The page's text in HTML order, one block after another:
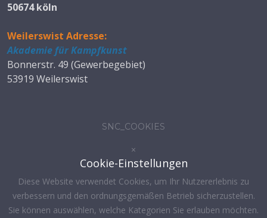
50674 köln
Weilerswist Adresse:
Akademie für Kampfkunst
Bonnerstr. 49 (Gewerbegebiet)
53919 Weilerswist
SNC_COOKIES
×
Cookie-Einstellungen
Diese Website verwendet Cookies, um Ihr Nutzererlebnis zu
verbessern und den ordnungsgemäßen Betrieb sicherzustellen.
Sie können auswählen, welche Kategorien Sie erlauben möchten.